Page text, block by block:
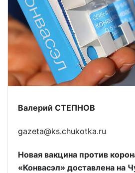
Валерий СТЕПНОВ
gazeta@ks.chukotka.ru
Новая вакцина против
«Конвасэл» доставлена на